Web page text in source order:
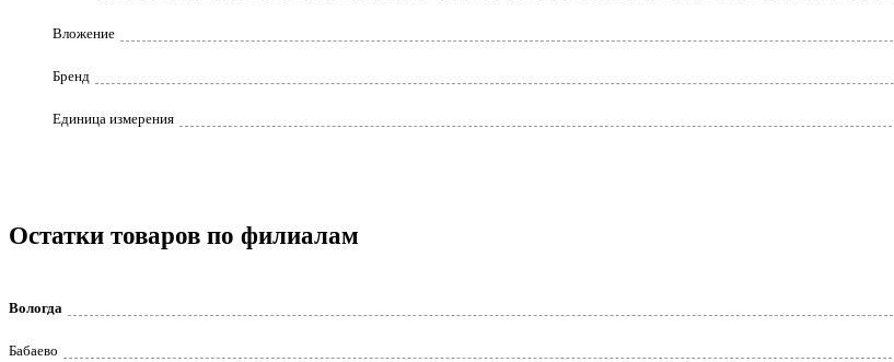
Вложение
Бренд
Единица измерения
Остатки товаров по филиалам
Вологда
Бабаево